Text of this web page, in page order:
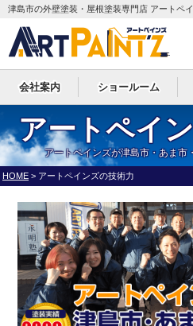
津島市の外壁塗装・屋根塗装専門店 アートペ
会社案内 ショールーム
アートペイ
アートペインズが津島市・あま市
HOME > アートペインズの技術力